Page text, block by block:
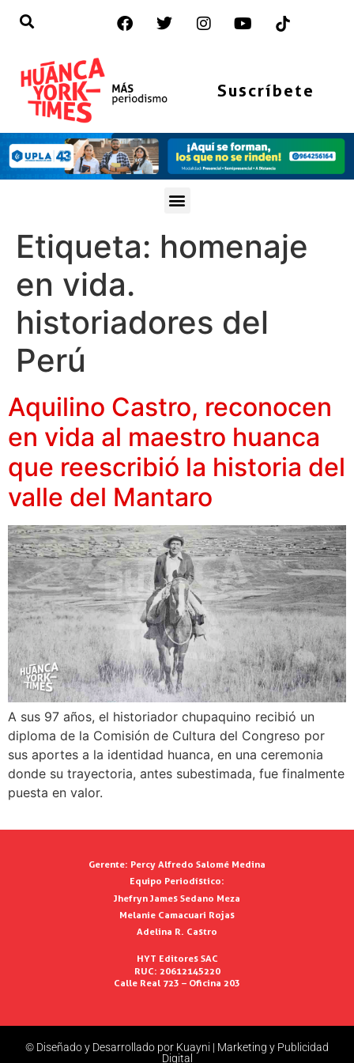
Suscríbete
Etiqueta: homenaje
en vida.
historiadores del
Perú
Aquilino Castro, reconocen
en vida al maestro huanca
que reescribió la historia del
valle del Mantaro
A sus 97 años, el historiador chupaquino recibió un
diploma de la Comisión de Cultura del Congreso por
sus aportes a la identidad huanca, en una ceremonia
donde su trayectoria, antes subestimada, fue finalmente
puesta en valor.
Gerente: Percy Alfredo Salomé Medina
Equipo Periodístico:
Jhefryn James Sedano Meza
Melanie Camacuari Rojas
Adelina R. Castro
HYT Editores SAC
RUC: 20612145220
Calle Real 723 – Oficina 203
© Diseñado y Desarrollado por Kuayni | Marketing y Publicidad
Digital